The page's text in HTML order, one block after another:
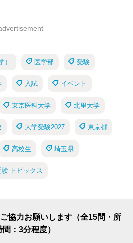
医学部 受験
入試 イベント
東京医科大学 北里大学
大学受験2027 東京都
高校生 埼玉県
トピックス
協力お願いします（全15問・所
：3分程度）